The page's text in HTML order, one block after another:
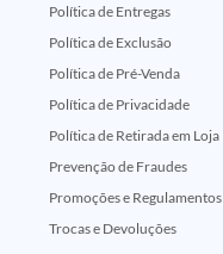
Política de Entregas
Política de Exclusão
Política de Pré-Venda
Política de Privacidade
Política de Retirada em Loja
Prevenção de Fraudes
Promoções e Regulamentos
Trocas e Devoluções